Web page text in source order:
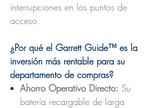
interrupciones en los puntos de
acceso.
¿Por qué el Garrett Guide™ es la
inversión más rentable para su
departamento de compras?
Ahorro Operativo Directo: Su
batería recargable de larga